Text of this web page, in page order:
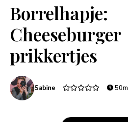
Borrelhapje:
Cheeseburger
prikkertjes
Sabine 50m